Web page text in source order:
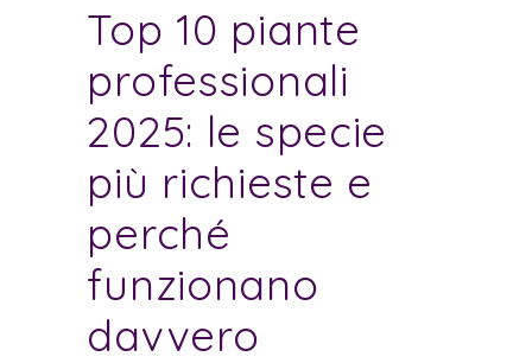
Top 10 piante
professionali
2025: le specie
più richieste e
perché
funzionano
davvero